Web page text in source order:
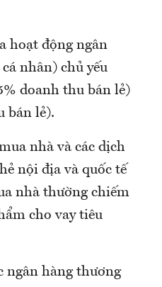
hoạt động ngân
nhân) chủ yếu
doanh thu bán lẻ)
bán lẻ).
nhà và các dịch
nội địa và quốc tế
nhà thường chiếm
cho vay tiêu
ngân hàng thương